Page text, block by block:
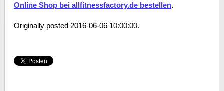
Online Shop bei allfitnessfactory.de bestellen.
Originally posted 2016-06-06 10:00:00.